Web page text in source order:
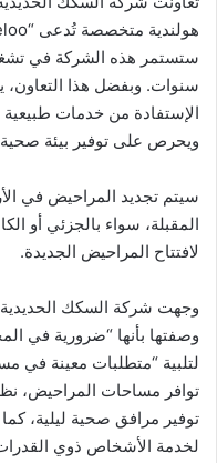
الإستفادة من خدمات طبيعية
ويحرص على توفير بيئة صحية
سيتم تجديد المراحيض في
المقبلة، سواء بالجزئي أو
لافتتاح المراحيض الجديدة.
وصفتها بأنها “ضرورية في
لتلبية “متطلبات معينة في
توافر مساحات المراحيض،
توفير مرافق صحية ليلية،
لخدمة الأشخاص ذوي